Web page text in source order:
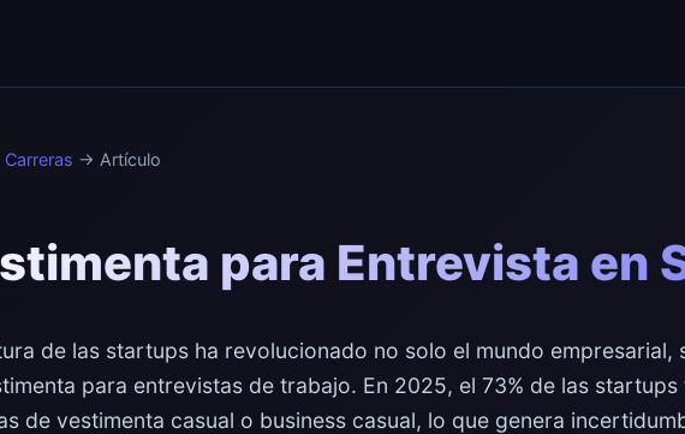
Carreras → Artículo
para Entrevista en
de las startups ha revolucionado no solo el mundo empresarial,
para entrevistas de trabajo. En 2025, el 73% de las
de vestimenta casual o business casual, lo que genera